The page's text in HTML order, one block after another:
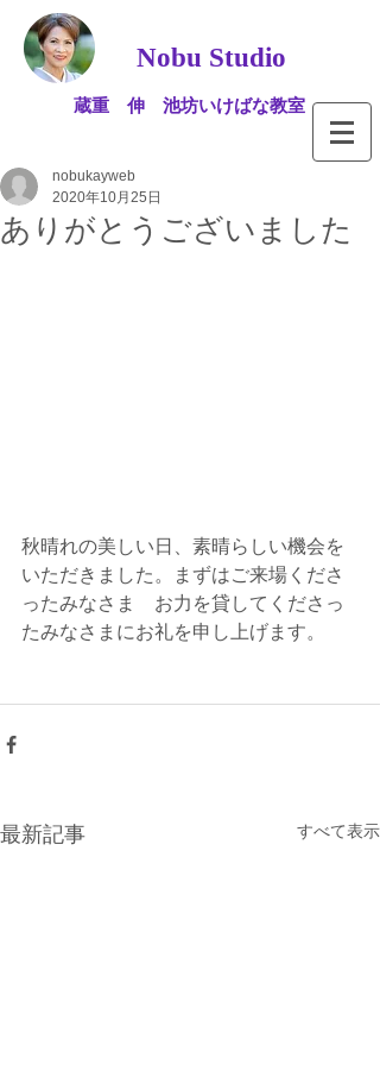
Nobu Studio
蔵重 伸 池坊いけばな教室
ありがとうございました
nobukayweb
2020年10月25日
秋晴れの美しい日、素晴らしい機会を
いただきました。まずはご来場くださ
ったみなさま　お力を貸してくださっ
たみなさまにお礼を申し上げます。
最新記事 すべて表示